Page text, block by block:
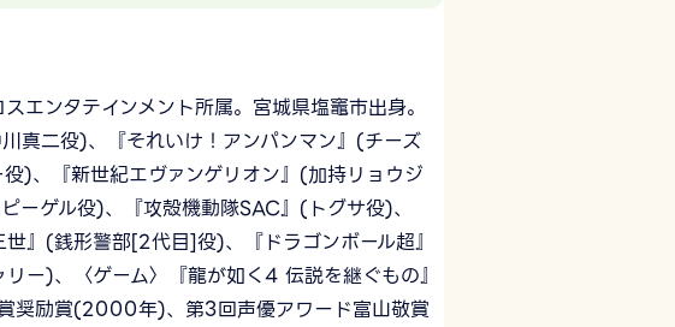
エンタテインメント所属。宮城県塩竈市出身。
真二役)、『それいけ！アンパンマン』(チーズ
)、『新世紀エヴァンゲリオン』(加持リョウジ
ーゲル役)、『攻殻機動隊SAC』(トグサ役)、
』(銭形警部[2代目]役)、『ドラゴンボール超』
ー)、〈ゲーム〉『龍が如く4 伝説を継ぐもの』
奨励賞(2000年)、第3回声優アワード富山敬賞